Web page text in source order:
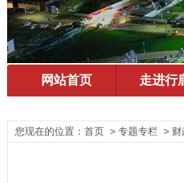
您现在的位置： 首页 > 专题专栏 >